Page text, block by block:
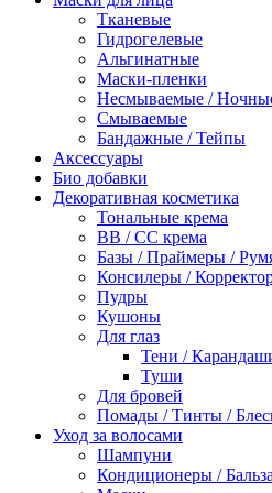
Тканевые
Гидрогелевые
Альгинатные
Маски-пленки
Несмываемые /
Смываемые
Бандажные / Тейпы
Аксессуары
Био добавки
Декоративная косметика
Тональные крема
BB / СС крема
Базы / Праймеры /
Консилеры /
Пудры
Кушоны
Для глаз
Тени /
Туши
Для бровей
Помады / Тинты /
Уход за волосами
Шампуни
Кондиционеры /